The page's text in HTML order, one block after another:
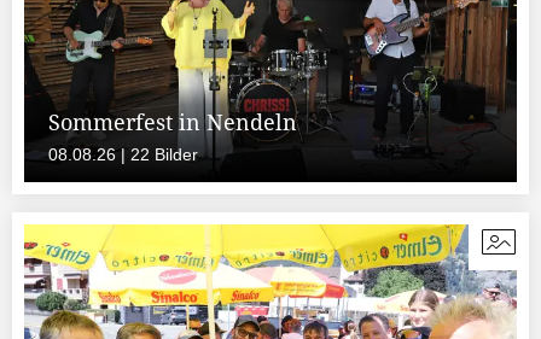
Sommerfest in Nendeln
08.08.26 | 22 Bilder